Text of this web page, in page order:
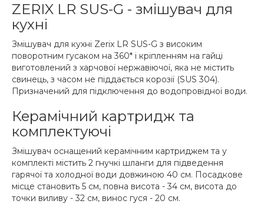
ZERIX LR SUS-G - змішувач для
кухні
Змішувач для кухні Zerix LR SUS-G з високим
поворотним гусаком на 360* і кріпленням на гайці
виготовлений з харчової нержавіючої, яка не містить
свинець, з часом не піддається корозії (SUS 304).
Призначений для підключення до водопровідної води.
Керамічний картридж та
комплектуючі
Змішувач оснащений керамічним картриджем та у
комплекті містить 2 гнучкі шланги для підведення
гарячої та холодної води довжиною 40 см. Посадкове
місце становить 5 см, повна висота - 34 см, висота до
точки виливу - 32 см, винос гуся - 20 см.